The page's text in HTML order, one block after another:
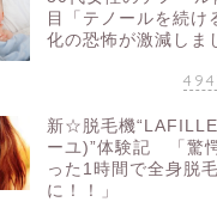
目「テノールを続け
化の恐怖が激減しま
新☆脱毛機
ーユ)”体験記 「驚
った1時間で全身脱
に！！」